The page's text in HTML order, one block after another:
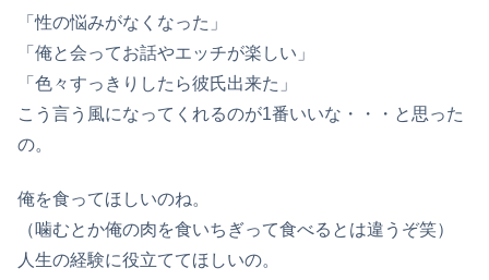
「性の悩みがなくなった」
「俺と会ってお話やエッチが楽しい」
「色々すっきりしたら彼氏出来た」
こう言う風になってくれるのが1番いいな・・・と思った
の。
俺を食ってほしいのね。
（噛むとか俺の肉を食いちぎって食べるとは違うぞ笑）
人生の経験に役立ててほしいの。